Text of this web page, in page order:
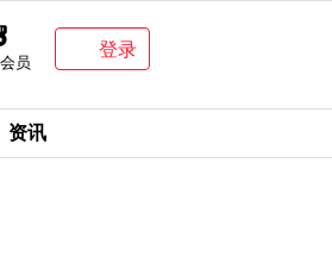
员
登录
资讯